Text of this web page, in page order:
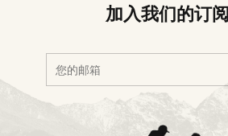
加入我们的订阅